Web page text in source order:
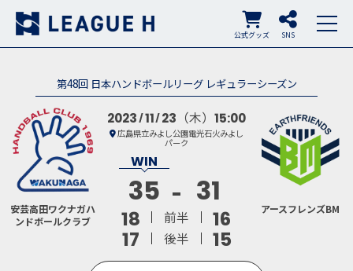
SNS
公式グッズ
第48回 日本ハンドボールリーグ レギュラーシーズン
安芸高田ワクナガハ
ンドボールクラブ
2023 11 23 （木）15:00
広島県立みよし公園電光石火みよし
パーク
35 31
18 前半
16
17
後半 15
アースフレンズBM